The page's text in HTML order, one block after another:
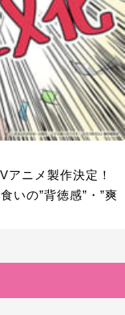
アニメ製作決定！
いの”背徳感”・”爽